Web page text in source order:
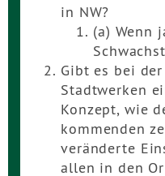
in NW?
(a) Wenn
Gibt es bei
Stadtwerken
Konzept, wie
kommenden
veränderte
allen in den